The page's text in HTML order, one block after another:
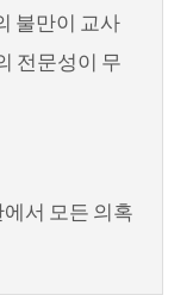
불만이 교사
전문성이 무
서 모든 의혹